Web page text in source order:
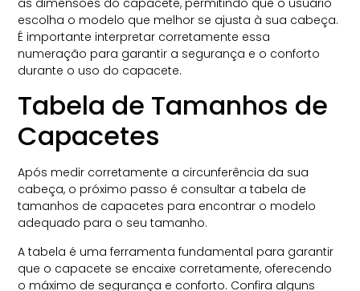
escolha o modelo que melhor se ajusta à sua cabeça.
É importante interpretar corretamente essa
numeração para garantir a segurança e o conforto
durante o uso do capacete.
Tabela de Tamanhos de
Capacetes
Após medir corretamente a circunferência da sua
cabeça, o próximo passo é consultar a tabela de
tamanhos de capacetes para encontrar o modelo
adequado para o seu tamanho.
A tabela é uma ferramenta fundamental para garantir
que o capacete se encaixe corretamente, oferecendo
o máximo de segurança e conforto. Confira alguns